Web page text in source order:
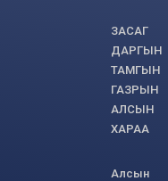
ЗАСАГ
ДАРГЫН
ТАМГЫН
ГАЗРЫН
АЛСЫН
ХАРАА
Алсын